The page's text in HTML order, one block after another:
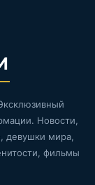
Новости,
девушки мира,
фильмы